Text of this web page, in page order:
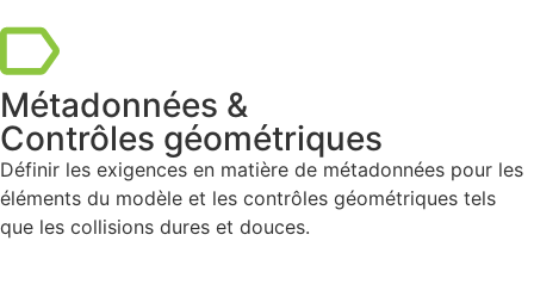
Métadonnées &
Contrôles géométriques
Définir les exigences en matière de métadonnées pour les
éléments du modèle et les contrôles géométriques tels
que les collisions dures et douces.